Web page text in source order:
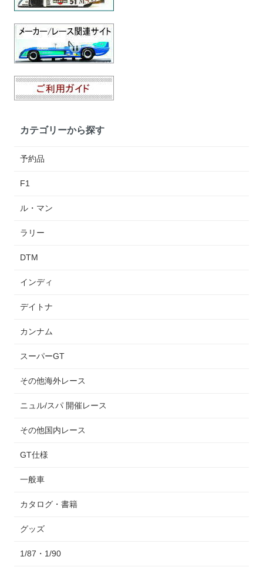
カテゴリーから探す
予約品
F1
ル・マン
ラリー
DTM
インディ
デイトナ
カンナム
スーパーGT
その他海外レース
ニュル/スパ 開催レース
その他国内レース
GT仕様
一般車
カタログ・書籍
グッズ
1/87・1/90